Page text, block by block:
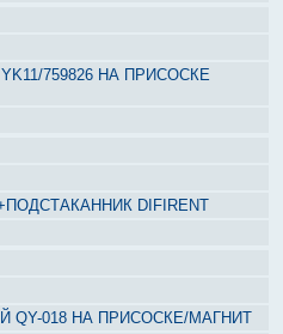
759826 НА ПРИСОСКЕ
DIFIRENT
018 НА ПРИСОСКЕ/МАГНИТ